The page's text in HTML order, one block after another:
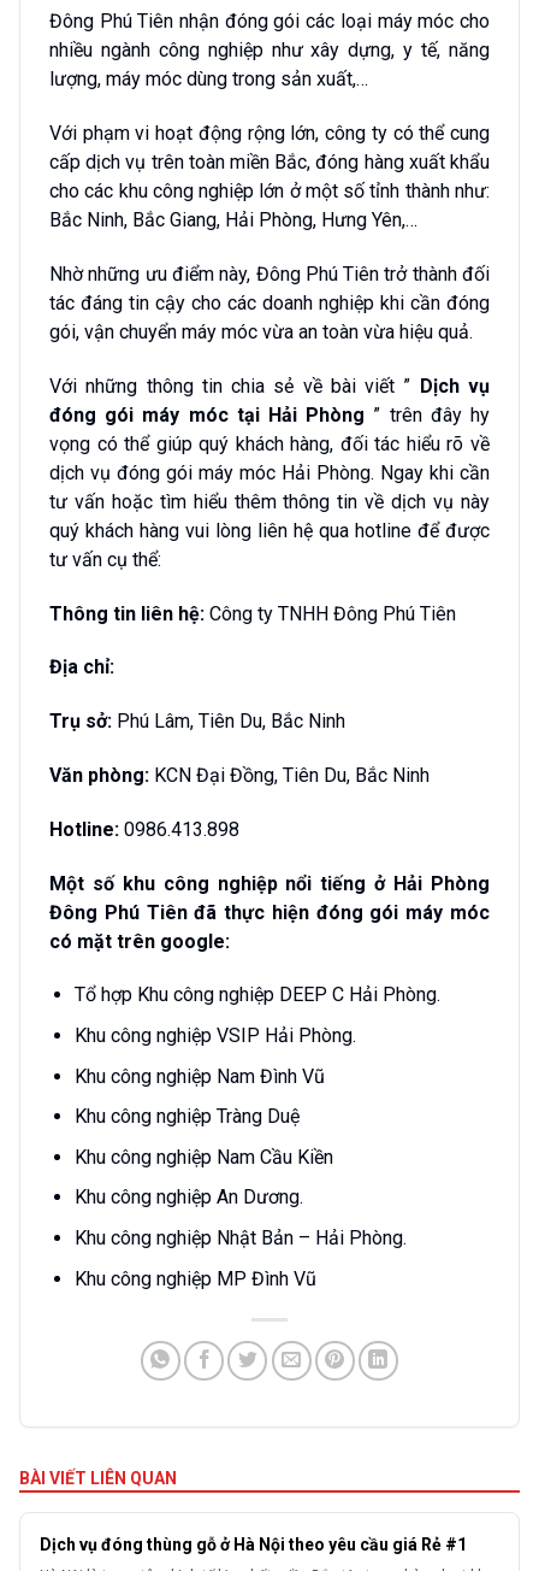
Đông Phú Tiên nhận đóng gói các loại máy móc cho
nhiều ngành công nghiệp như xây dựng, y tế, năng
lượng, máy móc dùng trong sản xuất,…
Với phạm vi hoạt động rộng lớn, công ty có thể cung
cấp dịch vụ trên toàn miền Bắc, đóng hàng xuất khẩu
cho các khu công nghiệp lớn ở một số tỉnh thành như:
Bắc Ninh, Bắc Giang, Hải Phòng, Hưng Yên,…
Nhờ những ưu điểm này, Đông Phú Tiên trở thành đối
tác đáng tin cậy cho các doanh nghiệp khi cần đóng
gói, vận chuyển máy móc vừa an toàn vừa hiệu quả.
Với những thông tin chia sẻ về bài viết ” Dịch vụ
đóng gói máy móc tại Hải Phòng ” trên đây hy
vọng có thể giúp quý khách hàng, đối tác hiểu rõ về
dịch vụ đóng gói máy móc Hải Phòng. Ngay khi cần
tư vấn hoặc tìm hiểu thêm thông tin về dịch vụ này
quý khách hàng vui lòng liên hệ qua hotline để được
tư vấn cụ thể:
Thông tin liên hệ: Công ty TNHH Đông Phú Tiên
Địa chỉ:
Trụ sở: Phú Lâm, Tiên Du, Bắc Ninh
Văn phòng: KCN Đại Đồng, Tiên Du, Bắc Ninh
Hotline: 0986.413.898
Một số khu công nghiệp nổi tiếng ở Hải Phòng
Đông Phú Tiên đã thực hiện đóng gói máy móc
có mặt trên google:
Tổ hợp Khu công nghiệp DEEP C Hải Phòng.
Khu công nghiệp VSIP Hải Phòng.
Khu công nghiệp Nam Đình Vũ
Khu công nghiệp Tràng Duệ
Khu công nghiệp Nam Cầu Kiền
Khu công nghiệp An Dương.
Khu công nghiệp Nhật Bản – Hải Phòng.
Khu công nghiệp MP Đình Vũ
BÀI VIẾT LIÊN QUAN
Dịch vụ đóng thùng gỗ ở Hà Nội theo yêu cầu giá Rẻ #1